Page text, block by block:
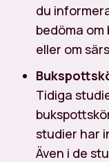
du
bedöma
eller om
Tidiga
studier har
Även i de